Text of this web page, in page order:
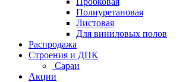
Полиуретановая
Листовая
Для виниловых полов
Распродажа
Строения и ДПК
Сараи
Акции